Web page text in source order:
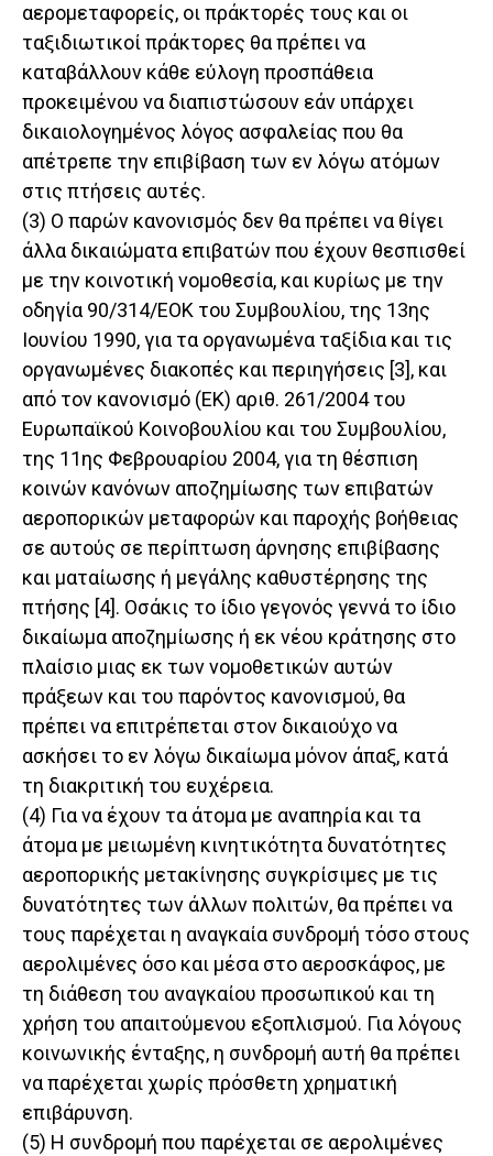
αερομεταφορείς, οι πράκτορές τους και οι
ταξιδιωτικοί πράκτορες θα πρέπει να
καταβάλλουν κάθε εύλογη προσπάθεια
προκειμένου να διαπιστώσουν εάν υπάρχει
δικαιολογημένος λόγος ασφαλείας που θα
απέτρεπε την επιβίβαση των εν λόγω ατόμων
στις πτήσεις αυτές.
(3) Ο παρών κανονισμός δεν θα πρέπει να θίγει
άλλα δικαιώματα επιβατών που έχουν θεσπισθεί
με την κοινοτική νομοθεσία, και κυρίως με την
οδηγία 90/314/ΕΟΚ του Συμβουλίου, της 13ης
Ιουνίου 1990, για τα οργανωμένα ταξίδια και τις
οργανωμένες διακοπές και περιηγήσεις [3], και
από τον κανονισμό (ΕΚ) αριθ. 261/2004 του
Ευρωπαϊκού Κοινοβουλίου και του Συμβουλίου,
της 11ης Φεβρουαρίου 2004, για τη θέσπιση
κοινών κανόνων αποζημίωσης των επιβατών
αεροπορικών μεταφορών και παροχής βοήθειας
σε αυτούς σε περίπτωση άρνησης επιβίβασης
και ματαίωσης ή μεγάλης καθυστέρησης της
πτήσης [4]. Οσάκις το ίδιο γεγονός γεννά το ίδιο
δικαίωμα αποζημίωσης ή εκ νέου κράτησης στο
πλαίσιο μιας εκ των νομοθετικών αυτών
πράξεων και του παρόντος κανονισμού, θα
πρέπει να επιτρέπεται στον δικαιούχο να
ασκήσει το εν λόγω δικαίωμα μόνον άπαξ, κατά
τη διακριτική του ευχέρεια.
(4) Για να έχουν τα άτομα με αναπηρία και τα
άτομα με μειωμένη κινητικότητα δυνατότητες
αεροπορικής μετακίνησης συγκρίσιμες με τις
δυνατότητες των άλλων πολιτών, θα πρέπει να
τους παρέχεται η αναγκαία συνδρομή τόσο στους
αερολιμένες όσο και μέσα στο αεροσκάφος, με
τη διάθεση του αναγκαίου προσωπικού και τη
χρήση του απαιτούμενου εξοπλισμού. Για λόγους
κοινωνικής ένταξης, η συνδρομή αυτή θα πρέπει
να παρέχεται χωρίς πρόσθετη χρηματική
επιβάρυνση.
(5) Η συνδρομή που παρέχεται σε αερολιμένες